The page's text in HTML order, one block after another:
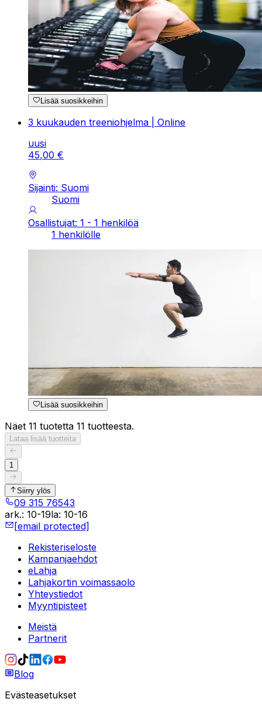
Lisää suosikkeihin
3 kuukauden treeniohjelma | Online
uusi
45,00 €
Sijainti: Suomi
Suomi
Osallistujat: 1 - 1 henkilöä
1 henkilölle
Lisää suosikkeihin
Näet 11 tuotetta 11 tuotteesta.
Lataa lisää tuotteita
1
Siirry ylös
09 315 76543
ark.: 10-19la: 10-16
[email protected]
Rekisteriseloste
Kampanjaehdot
eLahja
Lahjakortin voimassaolo
Yhteystiedot
Myyntipisteet
Meistä
Partnerit
Blog
Evästeasetukset